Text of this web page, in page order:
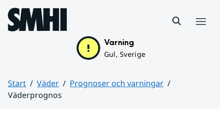
Hoppa till sidans innehåll
Varning
Gul, Sverige
Start Väder
Prognoser och varningar
Väderprognos